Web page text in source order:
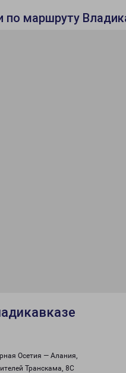
по маршруту
Осетия — Алания,
Транскама, 8С